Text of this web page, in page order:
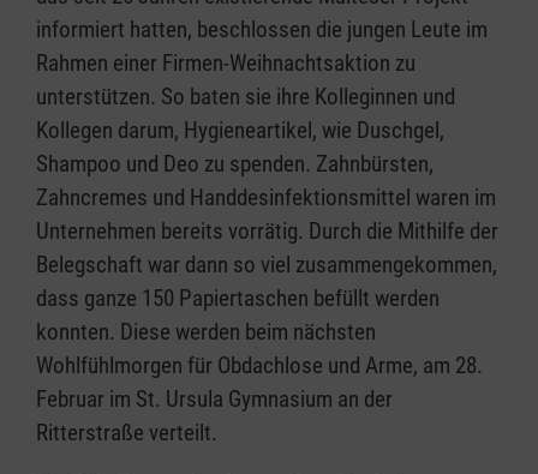
informiert hatten, beschlossen die jungen Leute im
Rahmen einer Firmen-Weihnachtsaktion zu
unterstützen. So baten sie ihre Kolleginnen und
Kollegen darum, Hygieneartikel, wie Duschgel,
Shampoo und Deo zu spenden. Zahnbürsten,
Zahncremes und Handdesinfektionsmittel waren im
Unternehmen bereits vorrätig. Durch die Mithilfe der
Belegschaft war dann so viel zusammengekommen,
dass ganze 150 Papiertaschen befüllt werden
konnten. Diese werden beim nächsten
Wohlfühlmorgen für Obdachlose und Arme, am 28.
Februar im St. Ursula Gymnasium an der
Ritterstraße verteilt.